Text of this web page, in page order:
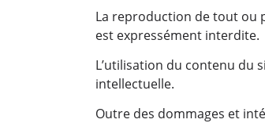
La reproduction de tout ou
est expressément interdite.
L’utilisation du contenu du
intellectuelle.
Outre des dommages et